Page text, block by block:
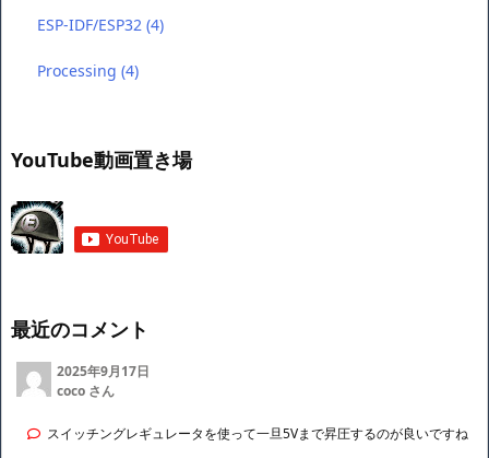
ESP-IDF/ESP32(4)
Processing(4)
YouTube動画置き場
最近のコメント
2025年9月17日
coco さん
スイッチングレギュレータを使って一旦5Vまで昇圧するのが良いですね